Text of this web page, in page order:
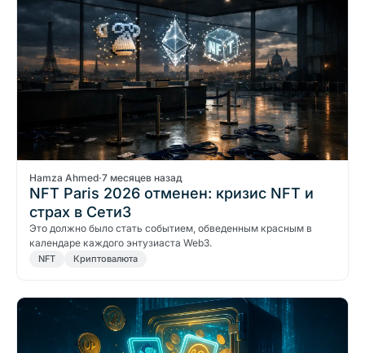
Hamza Ahmed·7 месяцев назад
NFT Paris 2026 отменен: кризис NFT и
страх в Сети3
Это должно было стать событием, обведенным красным в
календаре каждого энтузиаста Web3.
NFT Криптовалюта